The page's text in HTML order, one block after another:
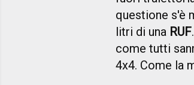
questione s'è
litri di una RUF
come tutti
4x4. Come la